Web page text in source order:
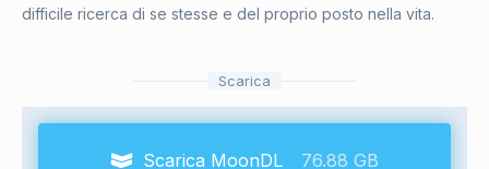
difficile ricerca di se stesse e del proprio posto nella vita.
Scarica
Scarica MoonDL 76.88 GB